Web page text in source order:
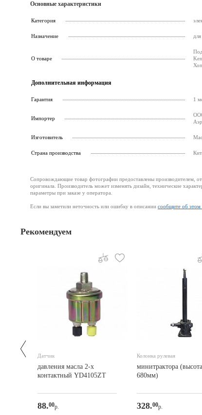
Основные характеристики
Категория
Назначение
О товаре
Дополнительная информация
Гарантия 1
Импортер
Изготовитель
Страна производства
Сопровождающие товар фотографии предоставлены производителем,
оригинала. Производитель может изменять дизайн, технические
параметры при заказе у оператора.
Если вы заметили неточность или ошибку в описании сообщите об этом
Рекомендуем
Датчик
давления масла 2-х
контактный YD4105ZT
88.00р.
Колонка рулевая
минитрактора (высота
680мм)
328.00р.